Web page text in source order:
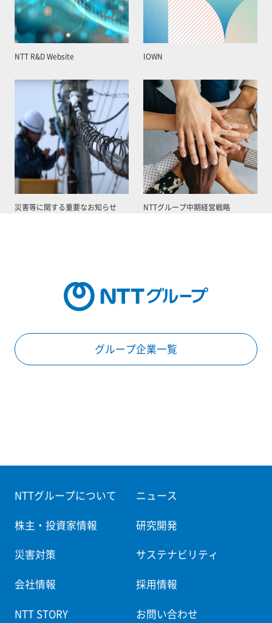
NTT R&D Website IOWN
災害等に関する重要なお知らせ NTTグループ中期経営戦略
グループ企業一覧
NTTグループについて ニュース
株主・投資家情報 研究開発
災害対策 サステナビリティ
会社情報 採用情報
NTT STORY お問い合わせ